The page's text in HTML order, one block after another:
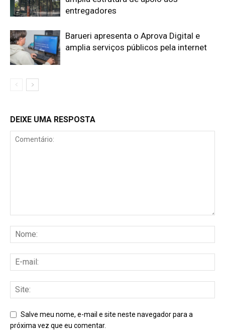
entregadores
Barueri apresenta o Aprova Digital e
amplia serviços públicos pela internet
DEIXE UMA RESPOSTA
Salve meu nome, e-mail e site neste navegador para a
próxima vez que eu comentar.